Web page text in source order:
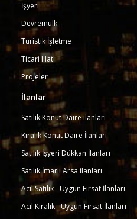
İşyeri
Devremülk
Turistik İşletme
Ticari Hat
Projeler
İlanlar
Satılık Konut Daire ilanları
Kiralık Konut Daire İlanları
Satılık İşyeri Dükkan İlanları
Satılık İmarlı Arsa ilanları
Acil Satılık - Uygun Fırsat İlanları
Acil Kiralık - Uygun Fırsat İlanları